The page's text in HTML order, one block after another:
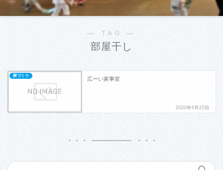
― TAG ―
部屋干し
家づくり
広ーい家事室
2020年9月25日